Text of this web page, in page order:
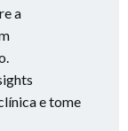
a
e tome